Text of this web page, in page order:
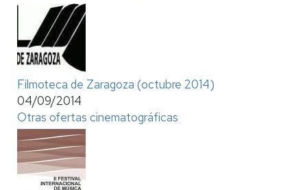
Filmoteca de Zaragoza (octubre 2014)
04/09/2014
Otras ofertas cinematográficas